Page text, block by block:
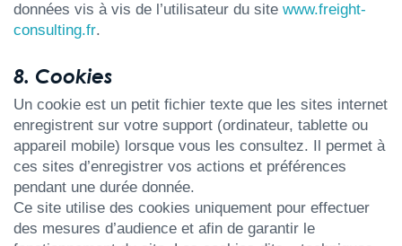
données vis à vis de l’utilisateur du site www.freight-
consulting.fr.
8. Cookies
Un cookie est un petit fichier texte que les sites internet
enregistrent sur votre support (ordinateur, tablette ou
appareil mobile) lorsque vous les consultez. Il permet à
ces sites d’enregistrer vos actions et préférences
pendant une durée donnée.
Ce site utilise des cookies uniquement pour effectuer
des mesures d’audience et afin de garantir le